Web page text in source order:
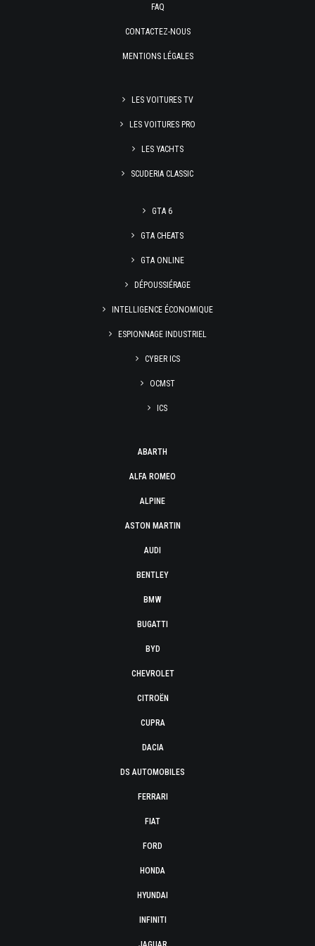
FAQ
CONTACTEZ-NOUS
MENTIONS LÉGALES
LES VOITURES TV
LES VOITURES PRO
LES YACHTS
SCUDERIA CLASSIC
GTA 6
GTA CHEATS
GTA ONLINE
DÉPOUSSIÉRAGE
INTELLIGENCE ÉCONOMIQUE
ESPIONNAGE INDUSTRIEL
CYBER ICS
OCMST
ICS
ABARTH
ALFA ROMEO
ALPINE
ASTON MARTIN
AUDI
BENTLEY
BMW
BUGATTI
BYD
CHEVROLET
CITROËN
CUPRA
DACIA
DS AUTOMOBILES
FERRARI
FIAT
FORD
HONDA
HYUNDAI
INFINITI